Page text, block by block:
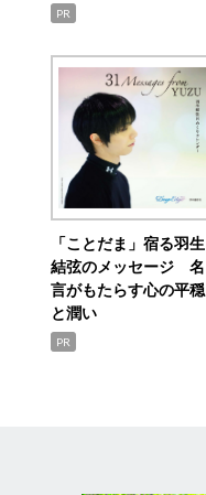
PR
「ことだま」宿る羽生
結弦のメッセージ 名
言がもたらす心の平穏
と潤い
PR